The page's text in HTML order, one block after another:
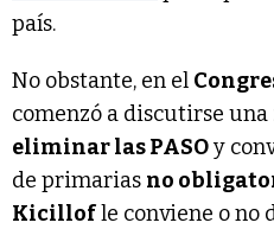
país.
No obstante, en el
comenzó a discutirse una
eliminar las PASOy
de primarias no
Kicillofle conviene o no